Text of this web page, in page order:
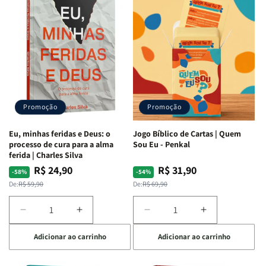
Guerra
Isabelle
S.
Alves
Guerra
Isabelle
S.
Alves
Internas
e
Deus
|
Identificando
Lutas
Emocionais
e
Espirituais
|
Estela
Internas
e
Deus
|
Identificando
as
Lutas
Emocionais
e
Espirituais
|
Promoção
Eu, minhas feridas e Deus: o
processo de cura para a alma
ferida | Charles Silva
-58%
Preço
normal
De:R$ 59,90
Preço
promocional
R$ 24,90
Diminuir
a
quantidade
de
Aumentar
a
quantidade
de
Adicionar ao carrinho
Promoção
Jogo Bíblico de Cartas | Quem
Sou Eu - Penkal
-54%
Preço
normal
De:R$ 69,90
Preço
promocional
R$ 31,90
Diminuir
a
quantidade
de
Aumentar
a
quantidade
de
Adicionar ao carrinho